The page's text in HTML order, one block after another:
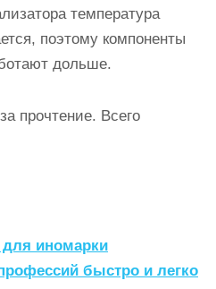
температура
поэтому компоненты
дольше.
прочтение. Всего
для иномарки
быстро и легко